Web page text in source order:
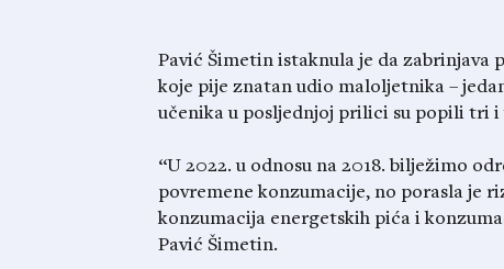
Pavić Šimetin istaknula je da
koje pije znatan udio maloljetnika –
učenika u posljednjoj prilici su popili tri
“U 2022. u odnosu na 2018. bilježimo
povremene konzumacije, no porasla je
konzumacija energetskih pića i
Pavić Šimetin.